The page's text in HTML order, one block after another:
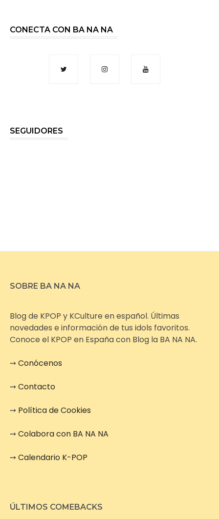
CONECTA CON BA NA NA
SEGUIDORES
SOBRE BA NA NA
Blog de KPOP y KCulture en español. Últimas
novedades e información de tus idols favoritos.
Conoce el KPOP en España con Blog la BA NA NA.
➙Conócenos
➙Contacto
➙ Política de Cookies
➙Colabora con BA NA NA
➙Calendario K-POP
ÚLTIMOS COMEBACKS